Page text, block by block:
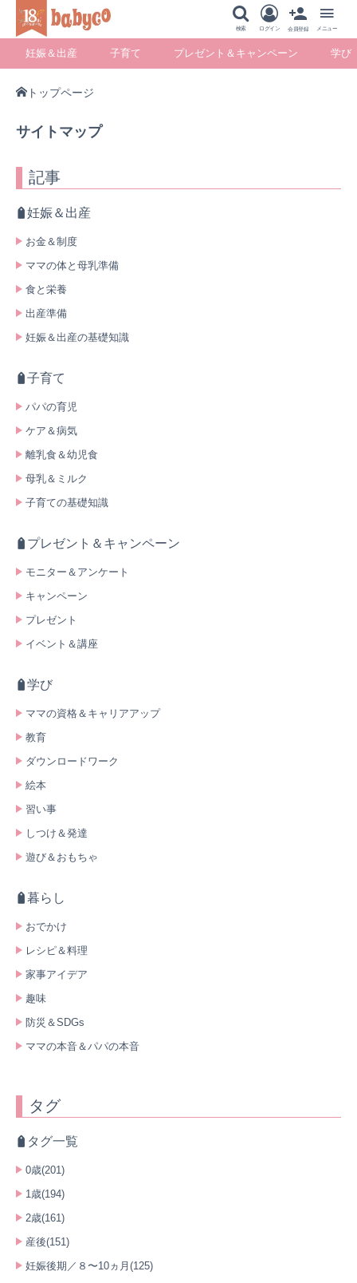
検索 ログイン 会員登録 メニュー
妊娠＆出産 子育て プレゼント＆キャンペーン 学び
トップページ
サイトマップ
記事
妊娠＆出産
お金＆制度
ママの体と母乳準備
食と栄養
出産準備
妊娠＆出産の基礎知識
子育て
パパの育児
ケア＆病気
離乳食＆幼児食
母乳＆ミルク
子育ての基礎知識
プレゼント＆キャンペーン
モニター＆アンケート
キャンペーン
プレゼント
イベント＆講座
学び
ママの資格＆キャリアアップ
教育
ダウンロードワーク
絵本
習い事
しつけ＆発達
遊び＆おもちゃ
暮らし
おでかけ
レシピ＆料理
家事アイデア
趣味
防災＆SDGs
ママの本音＆パパの本音
タグ
タグ一覧
0歳(201)
1歳(194)
2歳(161)
産後(151)
妊娠後期／８〜10ヵ月(125)
暮らし